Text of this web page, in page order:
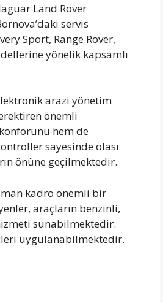
Land Rover
servis
Sport, Range Rover,
yönelik kapsamlı
arazi yönetim
önemli
hem de
sayesinde olası
önüne geçilmektedir.
kadro önemli bir
araçların benzinli,
sunabilmektedir.
uygulanabilmektedir.